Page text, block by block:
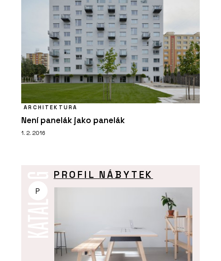
ARCHITEKTURA
Není panelák jako panelák
1. 2. 2016
P
PROFIL NÁBYTEK